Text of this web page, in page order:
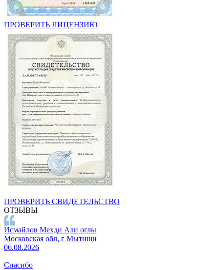
ПРОВЕРИТЬ ЛИЦЕНЗИЮ
ПРОВЕРИТЬ СВИДЕТЕЛЬСТВО
ОТЗЫВЫ
Исмайлов Мехди Али оглы
Московская обл, г Мытищи
06.08.2026
Спасибо